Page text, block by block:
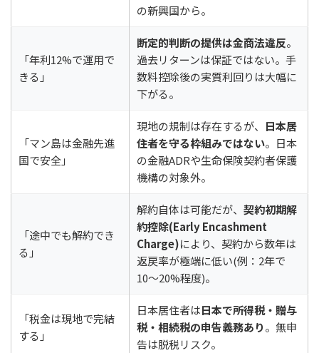
の新興国から。
「年利12%で運用で
きる」
断定的判断の提供は金商法違反。
過去リターンは保証ではない。手
数料控除後の実質利回りは大幅に
下がる。
「マン島は金融先進
国で安全」
現地の規制は存在するが、 日本居
住者を守る枠組みではない。日本
の金融ADRや生命保険契約者保護
機構の対象外。
「途中でも解約でき
る」
解約自体は可能だが、 契約初期解
約控除(Early Encashment
Charge)により、契約から数年は
返戻率が極端に低い(例：2年で
10〜20%程度)。
「税金は現地で完結
する」
日本居住者は日本で所得税・贈与
税・相続税の申告義務あり。無申
告は脱税リスク。